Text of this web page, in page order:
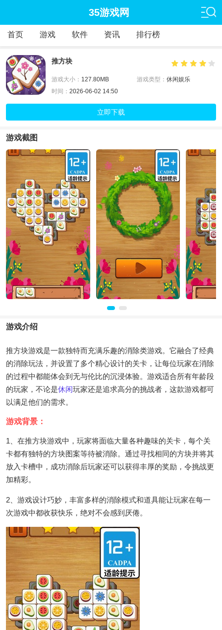
35游戏网
首页 游戏 软件 资讯 排行榜
推方块
游戏大小： 127.80MB 游戏类型： 休闲娱乐
时间： 2026-06-02 14:50
立即下载
游戏截图
游戏介绍
推方块游戏是一款独特而充满乐趣的消除类游戏。它融合了经典
的消除玩法，并设置了多个精心设计的关卡，让每位玩家在消除
的过程中都能体会到无与伦比的沉浸体验。游戏适合所有年龄段
的玩家，不论是休闲玩家还是追求高分的挑战者，这款游戏都可
以满足他们的需求。
游戏背景：
1、在推方块游戏中，玩家将面临大量各种趣味的关卡，每个关
卡都有独特的方块图案等待被消除。通过寻找相同的方块并将其
放入卡槽中，成功消除后玩家还可以获得丰厚的奖励，令挑战更
加精彩。
2、游戏设计巧妙，丰富多样的消除模式和道具能让玩家在每一
次游戏中都收获快乐，绝对不会感到厌倦。